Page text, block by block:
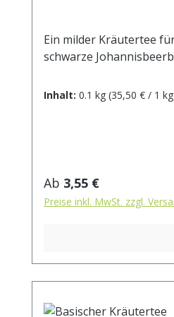
Ein milder Kräutertee
schwarze
Inhalt: 0.1 kg (35,50 € / 1
Regulärer Preis:
Ab 3,55 €
Preise inkl. MwSt. zzgl.